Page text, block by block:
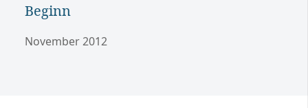
Beginn
November 2012